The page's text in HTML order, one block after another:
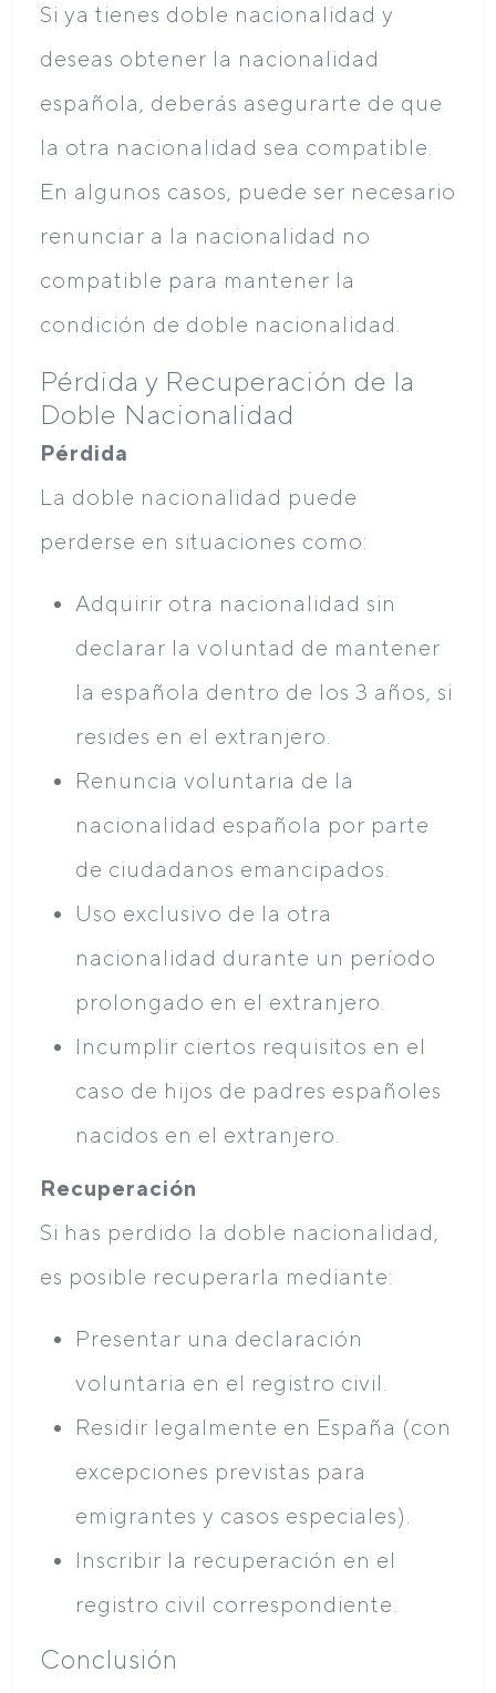
Si ya tienes doble nacionalidad y
deseas obtener la nacionalidad
española, deberás asegurarte de que
la otra nacionalidad sea compatible.
En algunos casos, puede ser necesario
renunciar a la nacionalidad no
compatible para mantener la
condición de doble nacionalidad.
Pérdida y Recuperación de la
Doble Nacionalidad
Pérdida
La doble nacionalidad puede
perderse en situaciones como:
Adquirir otra nacionalidad sin
declarar la voluntad de mantener
la española dentro de los 3 años, si
resides en el extranjero.
Renuncia voluntaria de la
nacionalidad española por parte
de ciudadanos emancipados.
Uso exclusivo de la otra
nacionalidad durante un período
prolongado en el extranjero.
Incumplir ciertos requisitos en el
caso de hijos de padres españoles
nacidos en el extranjero.
Recuperación
Si has perdido la doble nacionalidad,
es posible recuperarla mediante:
Presentar una declaración
voluntaria en el registro civil.
Residir legalmente en España (con
excepciones previstas para
emigrantes y casos especiales).
Inscribir la recuperación en el
registro civil correspondiente.
Conclusión